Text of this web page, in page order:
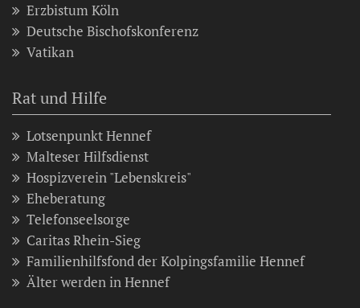
Erzbistum Köln
Deutsche Bischofskonferenz
Vatikan
Rat und Hilfe
Lotsenpunkt Hennef
Malteser Hilfsdienst
Hospizverein "Lebenskreis"
Eheberatung
Telefonseelsorge
Caritas Rhein-Sieg
Familienhilfsfond der Kolpingsfamilie Hennef
Älter werden in Hennef